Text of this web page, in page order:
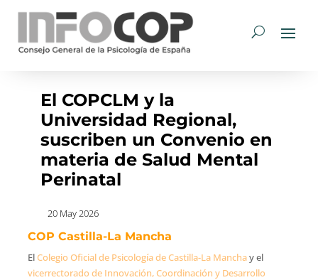
El COPCLM y la
Universidad Regional,
suscriben un Convenio en
materia de Salud Mental
Perinatal
20 May 2026
COP Castilla-La Mancha
ElColegio Oficial de Psicología de Castilla-La Manchay el
vicerrectorado de Innovación, Coordinación y Desarrollo